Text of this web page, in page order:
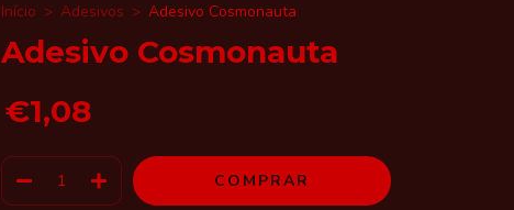
Início > Adesivos > Adesivo Cosmonauta
Adesivo Cosmonauta
€1,08